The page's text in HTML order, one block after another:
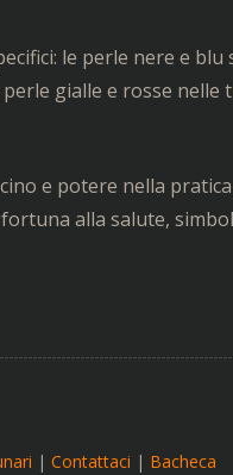
le perle nere e
gialle e rosse nelle
e potere nella
alla salute,
| Contattaci | Bacheca